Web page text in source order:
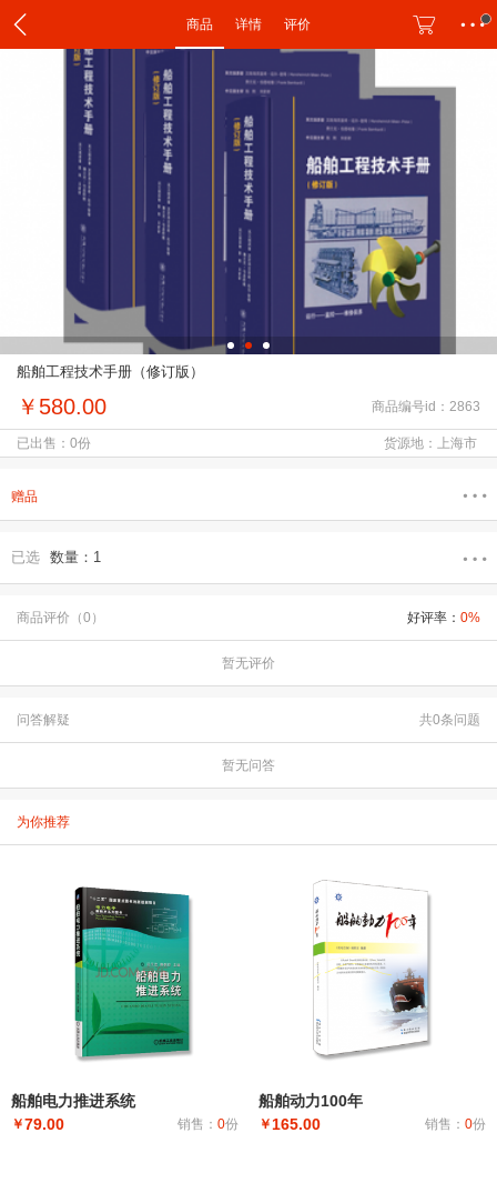
商品 详情 评价
船舶工程技术手册（修订版）
￥580.00 商品编号id：2863
已出售：0份 货源地：上海市
赠品
已选 数量：1
商品评价（0） 好评率： 0%
暂无评价
问答解疑 共0条问题
暂无问答
为你推荐
船舶电力推进系统
￥79.00 销售： 0份
船舶动力100年
￥165.00 销售： 0份